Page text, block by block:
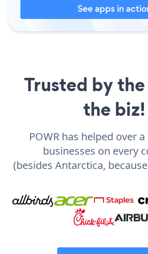
See apps in
Trusted by
the biz!
POWR has helped over
businesses on every
(besides Antarctica,